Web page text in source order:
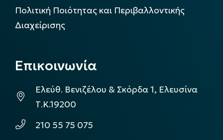
Πολιτική Ποιότητας και Περιβαλλοντικής
Διαχείρισης
Επικοινωνία
Ελεύθ. Βενιζέλου & Σκόρδα 1, Ελευσίνα
Τ.Κ.19200
210 55 75 075